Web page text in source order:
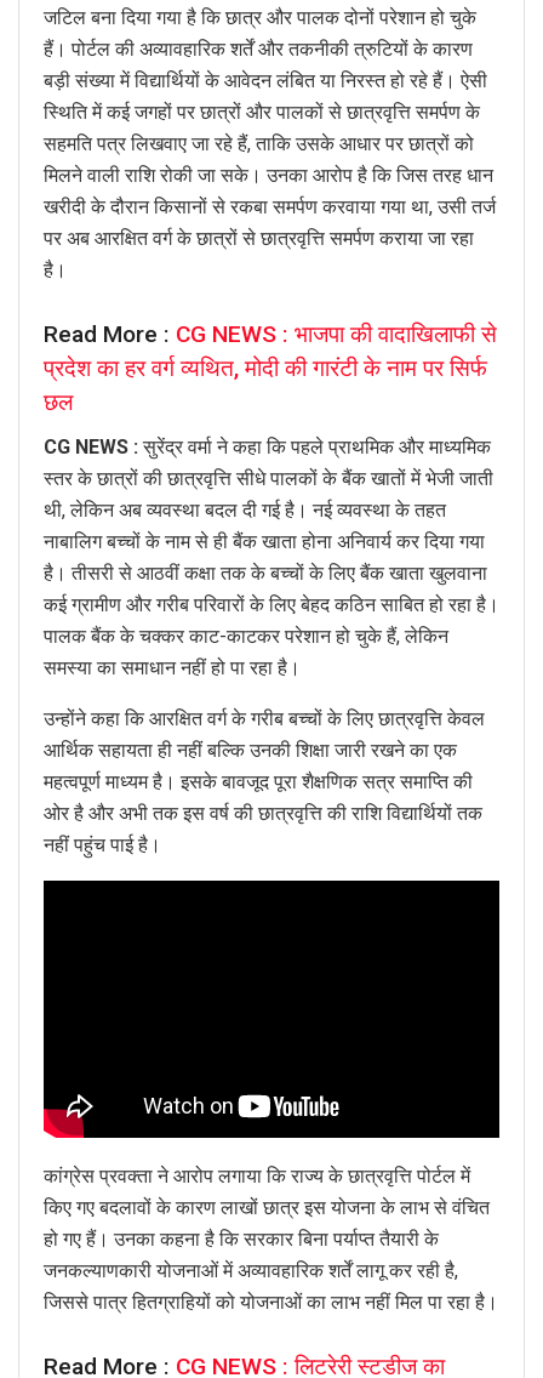
जटिल बना दिया गया है कि छात्र और पालक दोनों परेशान हो चुके
हैं। पोर्टल की अव्यावहारिक शर्तें और तकनीकी त्रुटियों के कारण
बड़ी संख्या में विद्यार्थियों के आवेदन लंबित या निरस्त हो रहे हैं। ऐसी
स्थिति में कई जगहों पर छात्रों और पालकों से छात्रवृत्ति समर्पण के
सहमति पत्र लिखवाए जा रहे हैं, ताकि उसके आधार पर छात्रों को
मिलने वाली राशि रोकी जा सके। उनका आरोप है कि जिस तरह धान
खरीदी के दौरान किसानों से रकबा समर्पण करवाया गया था, उसी तर्ज
पर अब आरक्षित वर्ग के छात्रों से छात्रवृत्ति समर्पण कराया जा रहा
है।
Read More : CG NEWS : भाजपा की वादाखिलाफी से
प्रदेश का हर वर्ग व्यथित, मोदी की गारंटी के नाम पर सिर्फ
छल
CG NEWS :सुरेंद्र वर्मा ने कहा कि पहले प्राथमिक और माध्यमिक
स्तर के छात्रों की छात्रवृत्ति सीधे पालकों के बैंक खातों में भेजी जाती
थी, लेकिन अब व्यवस्था बदल दी गई है। नई व्यवस्था के तहत
नाबालिग बच्चों के नाम से ही बैंक खाता होना अनिवार्य कर दिया गया
है। तीसरी से आठवीं कक्षा तक के बच्चों के लिए बैंक खाता खुलवाना
कई ग्रामीण और गरीब परिवारों के लिए बेहद कठिन साबित हो रहा है।
पालक बैंक के चक्कर काट-काटकर परेशान हो चुके हैं, लेकिन
समस्या का समाधान नहीं हो पा रहा है।
उन्होंने कहा कि आरक्षित वर्ग के गरीब बच्चों के लिए छात्रवृत्ति केवल
आर्थिक सहायता ही नहीं बल्कि उनकी शिक्षा जारी रखने का एक
महत्वपूर्ण माध्यम है। इसके बावजूद पूरा शैक्षणिक सत्र समाप्ति की
ओर है और अभी तक इस वर्ष की छात्रवृत्ति की राशि विद्यार्थियों तक
नहीं पहुंच पाई है।
कांग्रेस प्रवक्ता ने आरोप लगाया कि राज्य के छात्रवृत्ति पोर्टल में
किए गए बदलावों के कारण लाखों छात्र इस योजना के लाभ से वंचित
हो गए हैं। उनका कहना है कि सरकार बिना पर्याप्त तैयारी के
जनकल्याणकारी योजनाओं में अव्यावहारिक शर्तें लागू कर रही है,
जिससे पात्र हितग्राहियों को योजनाओं का लाभ नहीं मिल पा रहा है।
Read More : CG NEWS : लिटरेरी स्टडीज का